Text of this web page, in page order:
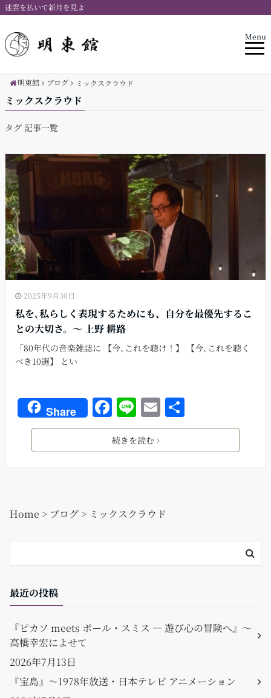
迷雲を払いて新月を見よ
Menu
明東館 ブログ ミックスクラウド
ミックスクラウド
タグ 記事一覧
2025年9月30日
私を､私らしく表現するためにも、自分を最優先するこ
との大切さ。〜 上野 耕路
「80年代の音楽雑誌に 【今､これを聴け！】 【今､これを聴く
べき10選】 とい
Share F
a
c
e
o
o
k
Li
n
e
E
m
ai
l
有
続きを読む
Home > ブログ > ミックスクラウド
最近の投稿
『ピカソ meets ポール・スミス ― 遊び心の冒険へ』〜
高橋幸宏によせて
2026年7月13日
『宝島』〜1978年放送・日本テレビ アニメーション